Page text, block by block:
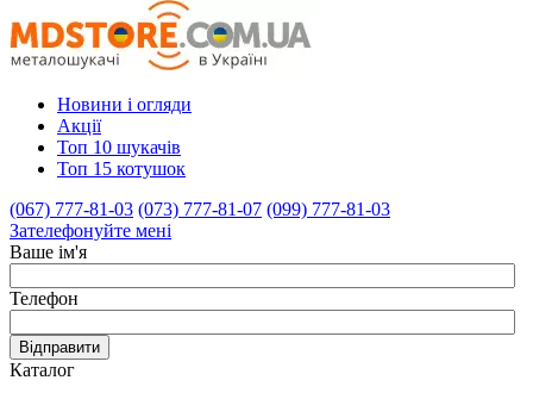
Новини і огляди
Акції
Топ 10 шукачів
Топ 15 котушок
(067) 777-81-03 (073) 777-81-07 (099) 777-81-03
Зателефонуйте мені
Ваше ім'я
Телефон
Відправити
Каталог